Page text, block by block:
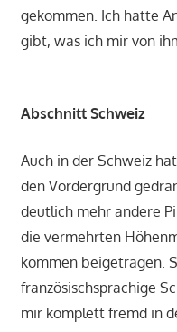
gekommen. Ich hatte
gibt, was ich mir von
Abschnitt Schweiz
Auch in der Schweiz
den Vordergrund
deutlich mehr andere
die vermehrten
kommen beigetragen.
französischsprachige
mir komplett fremd in